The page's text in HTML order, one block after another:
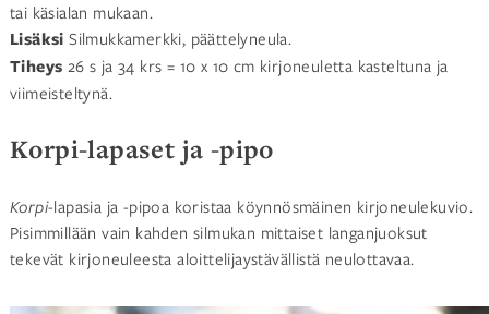
tai käsialan mukaan.
Lisäksi Silmukkamerkki, päättelyneula.
Tiheys 26 s ja 34 krs = 10 x 10 cm kirjoneuletta kasteltuna ja
viimeisteltynä.
Korpi-lapaset ja -pipo
Korpi-lapasia ja -pipoa koristaa köynnösmäinen kirjoneulekuvio.
Pisimmillään vain kahden silmukan mittaiset langanjuoksut
tekevät kirjoneuleesta aloittelijaystävällistä neulottavaa.